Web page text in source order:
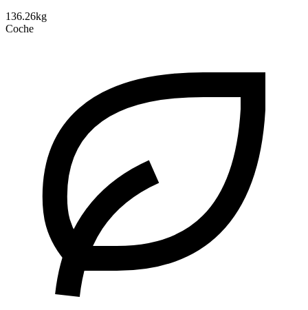
136.26kg
Coche